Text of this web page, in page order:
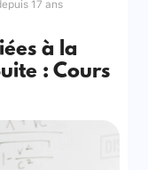
à la
: Cours